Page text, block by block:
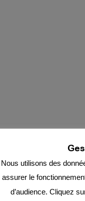
Nous utilisons des
assurer le
d’audience. Cliquez